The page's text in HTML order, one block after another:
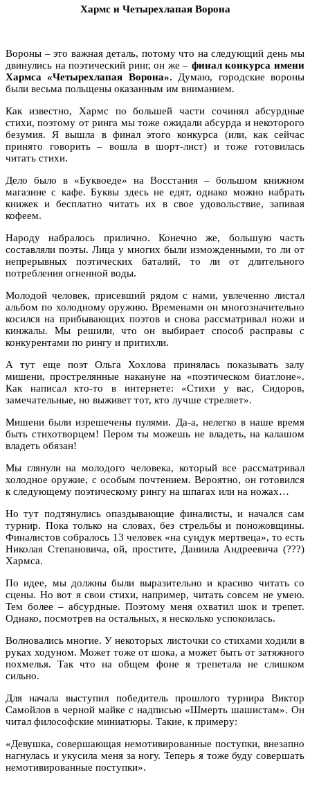
Хармс и Четырехлапая Ворона
Вороны – это важная деталь, потому что на следующий день мы
двинулись на поэтический ринг, он же – финал конкурса имени
Хармса «Четырехлапая Ворона». Думаю, городские вороны
были весьма польщены оказанным им вниманием.
Как известно, Хармс по большей части сочинял абсурдные
стихи, поэтому от ринга мы тоже ожидали абсурда и некоторого
безумия. Я вышла в финал этого конкурса (или, как сейчас
принято говорить – вошла в шорт-лист) и тоже готовилась
читать стихи.
Дело было в «Буквоеде» на Восстания – большом книжном
магазине с кафе. Буквы здесь не едят, однако можно набрать
книжек и бесплатно читать их в свое удовольствие, запивая
кофеем.
Народу набралось прилично. Конечно же, большую часть
составляли поэты. Лица у многих были изможденными, то ли от
непрерывных поэтических баталий, то ли от длительного
потребления огненной воды.
Молодой человек, присевший рядом с нами, увлеченно листал
альбом по холодному оружию. Временами он многозначительно
косился на прибывающих поэтов и снова рассматривал ножи и
кинжалы. Мы решили, что он выбирает способ расправы с
конкурентами по рингу и притихли.
А тут еще поэт Ольга Хохлова принялась показывать залу
мишени, прострелянные накануне на «поэтическом биатлоне».
Как написал кто-то в интернете: «Стихи у вас, Сидоров,
замечательные, но выживет тот, кто лучше стреляет».
Мишени были изрешечены пулями. Да-а, нелегко в наше время
быть стихотворцем! Пером ты можешь не владеть, на калашом
владеть обязан!
Мы глянули на молодого человека, который все рассматривал
холодное оружие, с особым почтением. Вероятно, он готовился
к следующему поэтическому рингу на шпагах или на ножах…
Но тут подтянулись опаздывающие финалисты, и начался сам
турнир. Пока только на словах, без стрельбы и поножовщины.
Финалистов собралось 13 человек «на сундук мертвеца», то есть
Николая Степановича, ой, простите, Даниила Андреевича (???)
Хармса.
По идее, мы должны были выразительно и красиво читать со
сцены. Но вот я свои стихи, например, читать совсем не умею.
Тем более – абсурдные. Поэтому меня охватил шок и трепет.
Однако, посмотрев на остальных, я несколько успокоилась.
Волновались многие. У некоторых листочки со стихами ходили в
руках ходуном. Может тоже от шока, а может быть от затяжного
похмелья. Так что на общем фоне я трепетала не слишком
сильно.
Для начала выступил победитель прошлого турнира Виктор
Самойлов в черной майке с надписью «Шмерть шашистам». Он
читал философские миниатюры. Такие, к примеру:
«Девушка, совершающая немотивированные поступки, внезапно
нагнулась и укусила меня за ногу. Теперь я тоже буду совершать
немотивированные поступки».